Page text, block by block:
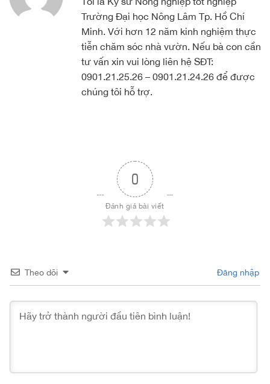
Trường Đại học Nông Lâm Tp. Hồ Chí
Minh. Với hơn 12 năm kinh nghiệm thực
tiễn chăm sóc nhà vườn. Nếu bà con cần
tư vấn xin vui lòng liên hệ SĐT:
0901.21.25.26 – 0901.21.24.26 để được
chúng tôi hỗ trợ.
0
Đánh giá bài viết
Theo dõi Đăng nhập